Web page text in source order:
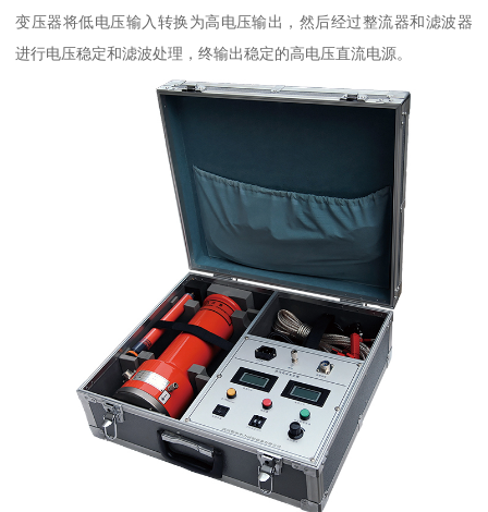
变压器将低电压输入转换为高电压输出，然后经过整流器和滤波器
进行电压稳定和滤波处理，终输出稳定的高电压直流电源。